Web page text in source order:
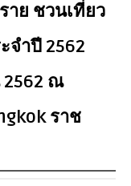
าย ชวนเที่ยว
จำปี 2562
2562 ณ
ราช